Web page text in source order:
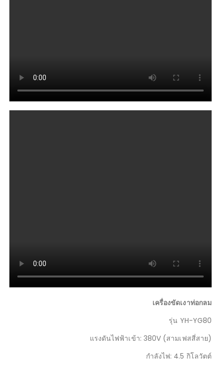
เครื่องขัดเงาท่อกลม
รุ่น YH-YG80
แรงดันไฟฟ้าเข้า: 380V (สามเฟสสี่สาย)
กำลังไฟ: 4.5 กิโลวัตต์